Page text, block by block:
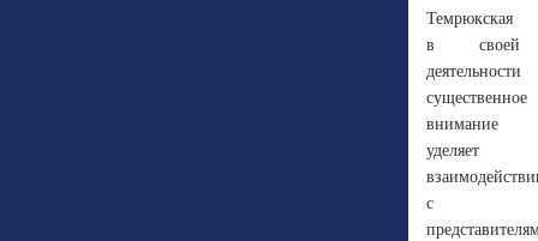
Темрюкская
в своей
деятельности
существенное
внимание
уделяет
с